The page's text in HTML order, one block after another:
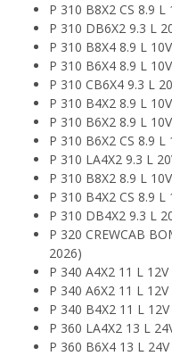
P 310 B8X2 CS 8.9 L
P 310 DB6X2 9.3 L
P 310 B8X4 8.9 L
P 310 B6X4 8.9 L
P 310 CB6X4 9.3 L
P 310 B4X2 8.9 L
P 310 B6X2 8.9 L
P 310 B6X2 CS 8.9 L
P 310 LA4X2 9.3 L
P 310 B8X2 8.9 L
P 310 B4X2 CS 8.9 L
P 310 DB4X2 9.3 L
P 320 CREWCAB
2026)
P 340 A4X2 11 L
P 340 A6X2 11 L
P 340 B4X2 11 L
P 360 LA4X2 13 L
P 360 B6X4 13 L